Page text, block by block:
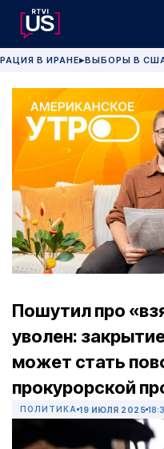
В ИРАНЕ▶ВЫБОРЫ В
Пошутил про
уволен:
может стать
прокурорской
ПОЛИТИКА 19 ИЮЛЯ 2025